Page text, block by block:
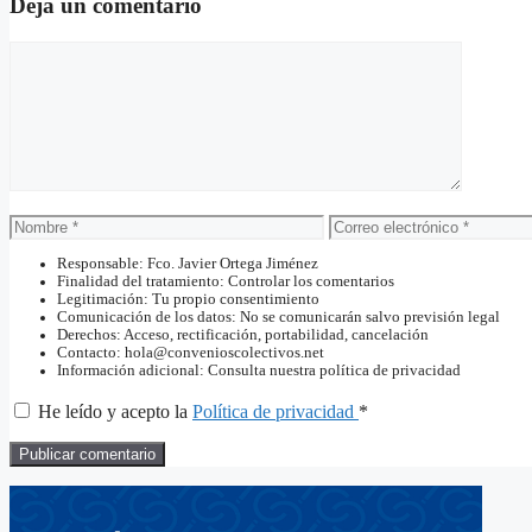
Deja un comentario
Nombre
Correo
electrónico
Responsable: Fco. Javier Ortega Jiménez
Finalidad del tratamiento: Controlar los comentarios
Legitimación: Tu propio consentimiento
Comunicación de los datos: No se comunicarán salvo previsión legal
Derechos: Acceso, rectificación, portabilidad, cancelación
Contacto: hola@convenioscolectivos.net
Información adicional: Consulta nuestra política de privacidad
He leído y acepto la Política de privacidad *